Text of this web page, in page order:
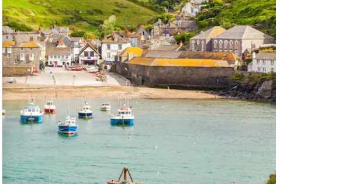
nach oben und unten oder erkunde die Ergebnisse durch Berühren oder Wischgesten.